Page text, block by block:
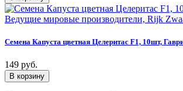
Семена Капуста цветная Целеритас F1, 10шт,
149 руб.